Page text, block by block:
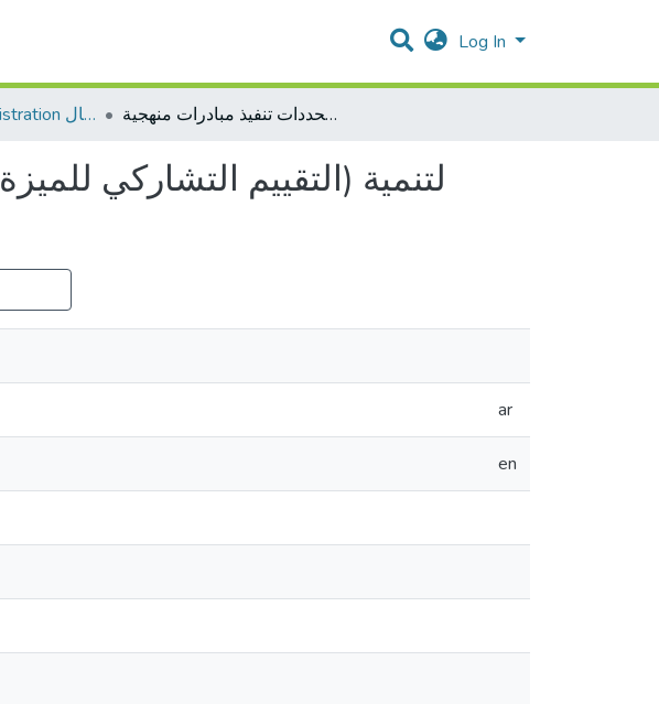
Log In
Business Administration إدارة الاعمال محددات تنفيذ مبادرات منهجية PACA (التقييم التشاركي للميزة التنافسية) لتنمية الاقتصاد المحلي في محافظة بيت لحم
ar
en